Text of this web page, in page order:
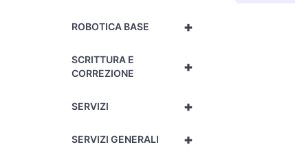
+
ROBOTICA BASE
+
SCRITTURA E
CORREZIONE
+
SERVIZI
+
SERVIZI GENERALI